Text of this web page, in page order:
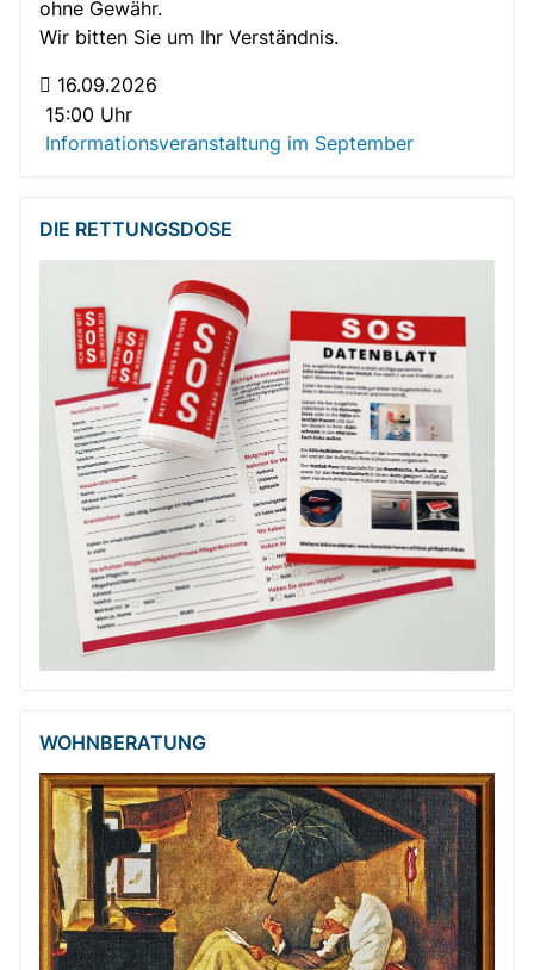
ohne Gewähr.
Wir bitten Sie um Ihr Verständnis.
16.09.2026
15:00 Uhr
Informationsveranstaltung im September
DIE RETTUNGSDOSE
WOHNBERATUNG